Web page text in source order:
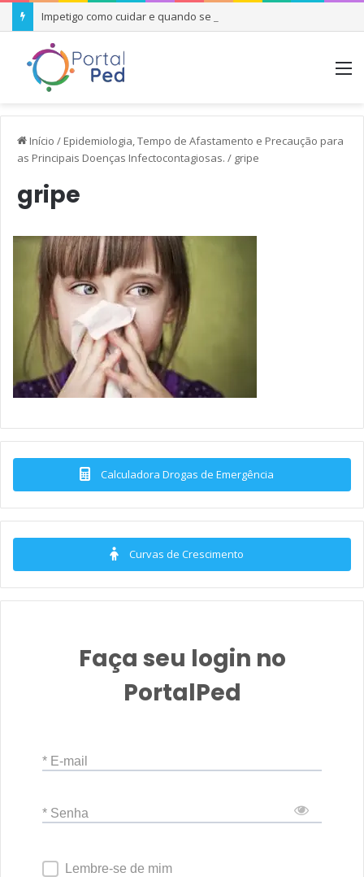
Impetigo como cuidar e quando se preocupar
Início / Epidemiologia, Tempo de Afastamento e Precaução para
as Principais Doenças Infectocontagiosas. / gripe
gripe
Calculadora Drogas de Emergência
Curvas de Crescimento
Faça seu login no
PortalPed
* E-mail
* Senha
Lembre-se de mim